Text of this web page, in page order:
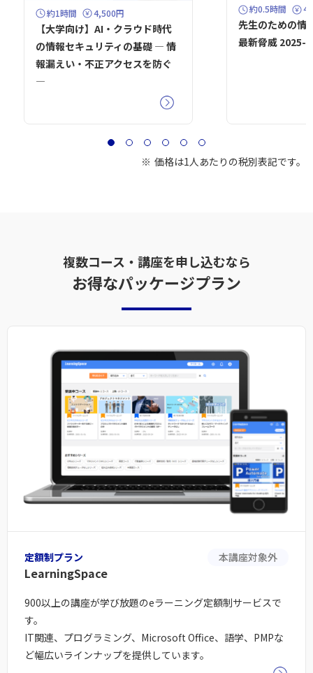
約1時間 4,500円
【大学向け】AI・クラウド時代
の情報セキュリティの基礎 ― 情
報漏えい・不正アクセスを防ぐ
―
約0.5時間
先生のための情
最新脅威 2025-
価格は1人あたりの税別表記です。
複数コース・講座を申し込むなら
お得なパッケージプラン
定額制プラン
LearningSpace
本講座対象外
900以上の講座が学び放題のeラーニング定額制サービスで
す。
IT関連、プログラミング、Microsoft Office、語学、PMPな
ど幅広いラインナップを提供しています。